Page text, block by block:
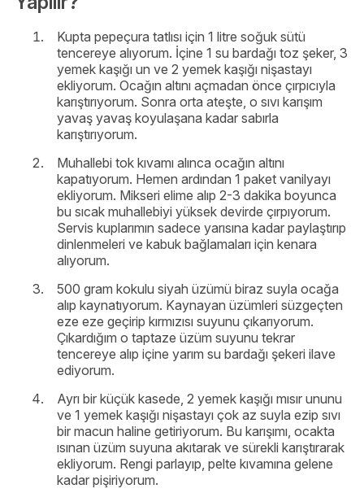
Kupta pepeçura tatlısı için 1 litre soğuk sütü
tencereye alıyorum. İçine 1 su bardağı toz şeker, 3
yemek kaşığı un ve 2 yemek kaşığı nişastayı
ekliyorum. Ocağın altını açmadan önce çırpıcıyla
karıştırıyorum. Sonra orta ateşte, o sıvı karışım
yavaş yavaş koyulaşana kadar sabırla
karıştırıyorum.
Muhallebi tok kıvamı alınca ocağın altını
kapatıyorum. Hemen ardından 1 paket vanilyayı
ekliyorum. Mikseri elime alıp 2-3 dakika boyunca
bu sıcak muhallebiyi yüksek devirde çırpıyorum.
Servis kuplarımın sadece yarısına kadar paylaştırıp
dinlenmeleri ve kabuk bağlamaları için kenara
alıyorum.
500 gram kokulu siyah üzümü biraz suyla ocağa
alıp kaynatıyorum. Kaynayan üzümleri süzgeçten
eze eze geçirip kırmızısı suyunu çıkarıyorum.
Çıkardığım o taptaze üzüm suyunu tekrar
tencereye alıp içine yarım su bardağı şekeri ilave
ediyorum.
Ayrı bir küçük kasede, 2 yemek kaşığı mısır ununu
ve 1 yemek kaşığı nişastayı çok az suyla ezip sıvı
bir macun haline getiriyorum. Bu karışımı, ocakta
ısınan üzüm suyuna akıtarak ve sürekli karıştırarak
ekliyorum. Rengi parlayıp, pelte kıvamına gelene
kadar pişiriyorum.